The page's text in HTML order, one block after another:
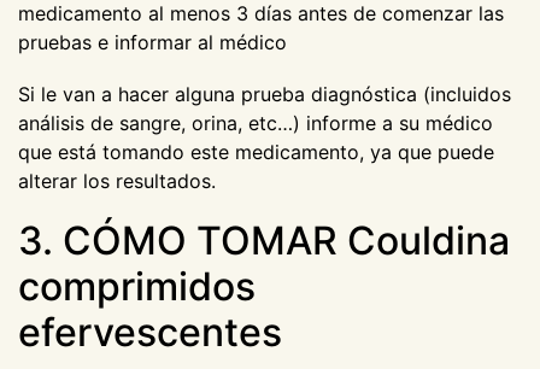
medicamento al menos 3 días antes de comenzar las
pruebas e informar al médico
Si le van a hacer alguna prueba diagnóstica (incluidos
análisis de sangre, orina, etc…) informe a su médico
que está tomando este medicamento, ya que puede
alterar los resultados.
3. CÓMO TOMAR Couldina
comprimidos
efervescentes